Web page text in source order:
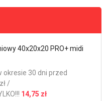
40x20x20 PRO+ midi
okresie 30 dni przed
/
14,75 zł